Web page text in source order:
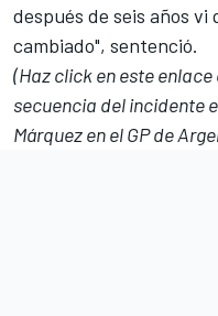
después de seis años vi
cambiado", sentenció.
(Haz click en este
secuencia del incidente
Márquez en el GP de